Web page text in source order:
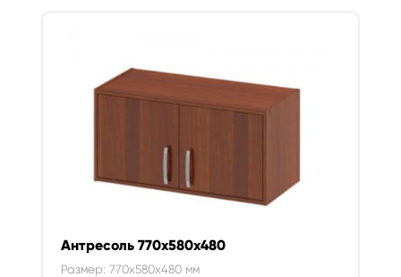
Антресоль 770х580х480
Размер: 770x580x480 мм